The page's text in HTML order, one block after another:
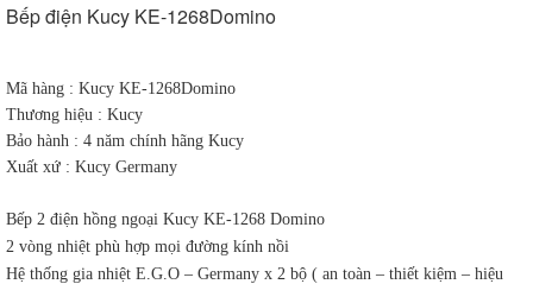
Bếp điện Kucy KE-1268Domino
Mã hàng : Kucy KE-1268Domino
Thương hiệu : Kucy
Bảo hành : 4 năm chính hãng Kucy
Xuất xứ : Kucy Germany
Bếp 2 điện hồng ngoại Kucy KE-1268 Domino
2 vòng nhiệt phù hợp mọi đường kính nồi
Hệ thống gia nhiệt E.G.O – Germany x 2 bộ ( an toàn – thiết kiệm – hiệu